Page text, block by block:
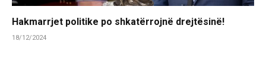
Hakmarrjet politike po shkatërrojnë drejtësinë!
18/12/2024